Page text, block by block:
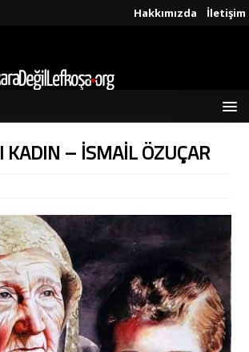
Hakkımızda İletişim
KADIN – İSMAİL ÖZUÇAR